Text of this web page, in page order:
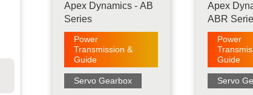
Apex Dynamics - AB
Series
Power
Transmission &
Guide
Servo Gearbox
Apex
ABR
Power
Guide
Servo